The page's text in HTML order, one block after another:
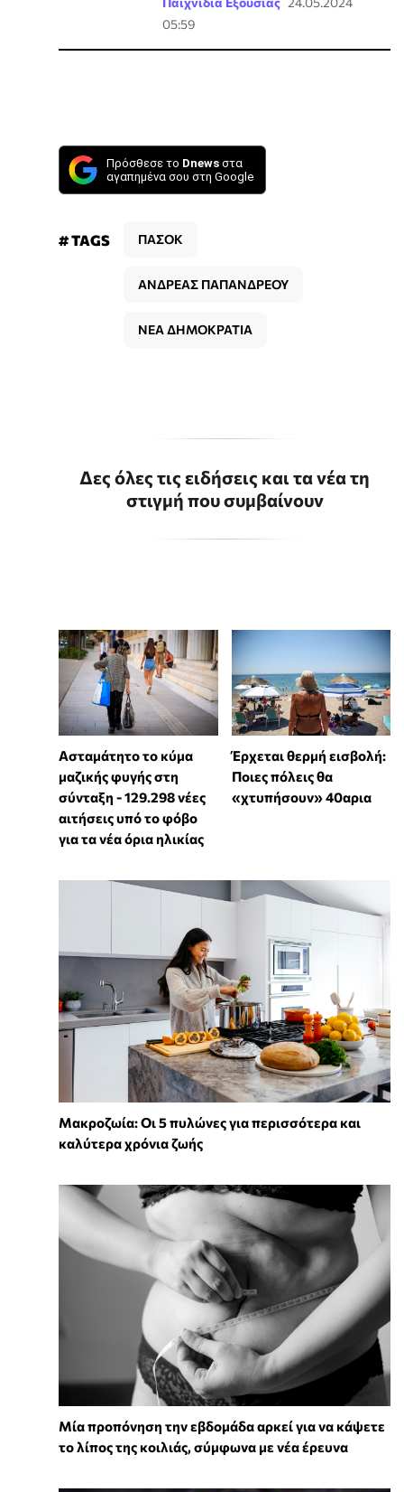
05:59
Πρόσθεσε το Dnews στα
αγαπημένα σου στη Google
# TAGS ΠΑΣΟΚ
ΑΝΔΡΕΑΣ ΠΑΠΑΝΔΡΕΟΥ
ΝΕΑ ΔΗΜΟΚΡΑΤΙΑ
Δες όλες τις ειδήσεις και τα νέα τη
στιγμή που συμβαίνουν
Ασταμάτητο το κύμα
μαζικής φυγής στη
σύνταξη - 129.298 νέες
αιτήσεις υπό το φόβο
για τα νέα όρια ηλικίας
Έρχεται θερμή εισβολή:
Ποιες πόλεις θα
«χτυπήσουν» 40αρια
Mακροζωία: Οι 5 πυλώνες για περισσότερα και
καλύτερα χρόνια ζωής
Μία προπόνηση την εβδομάδα αρκεί για να κάψετε
το λίπος της κοιλιάς, σύμφωνα με νέα έρευνα